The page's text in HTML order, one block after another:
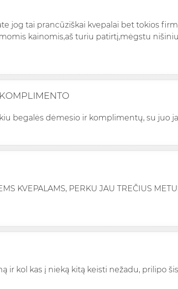
jog tai prancūziškai kvepalai bet tokios
kainomis,aš turiu patirtį,mėgstu
begalės dėmesio ir komplimentų, su juo
KVEPALAMS, PERKU JAU TREČIUS
ir kol kas į nieką kitą keisti nežadu, prilipo